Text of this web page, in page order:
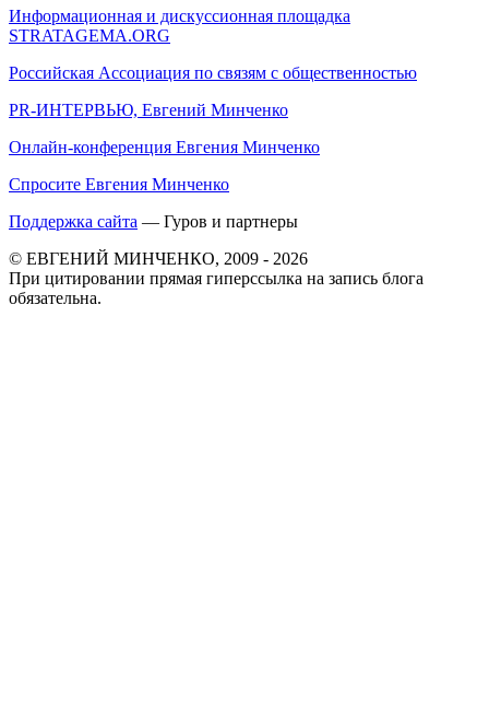
Информационная и дискуссионная площадка
STRATAGEMA.ORG
Российская Ассоциация по связям с общественностью
PR-ИНТЕРВЬЮ, Евгений Минченко
Онлайн-конференция Евгения Минченко
Спросите Евгения Минченко
Поддержка сайта — Гуров и партнеры
© ЕВГЕНИЙ МИНЧЕНКО, 2009 - 2026
При цитировании прямая гиперссылка на запись блога
обязательна.